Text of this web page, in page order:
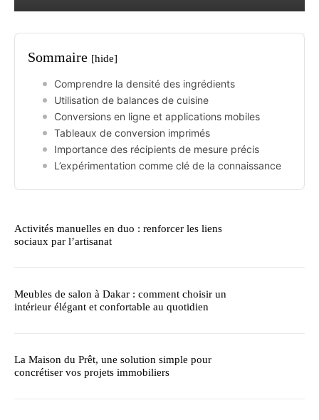
Sommaire [hide]
Comprendre la densité des ingrédients
Utilisation de balances de cuisine
Conversions en ligne et applications mobiles
Tableaux de conversion imprimés
Importance des récipients de mesure précis
L’expérimentation comme clé de la connaissance
Activités manuelles en duo : renforcer les liens
sociaux par l’artisanat
Meubles de salon à Dakar : comment choisir un
intérieur élégant et confortable au quotidien
La Maison du Prêt, une solution simple pour
concrétiser vos projets immobiliers